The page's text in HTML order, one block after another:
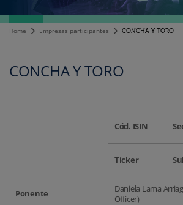
Home Empresas participantes CONCHA Y TORO
CONCHA Y TORO
Cód. ISIN
Ticker
Ponente
Daniela Lama
Officer)